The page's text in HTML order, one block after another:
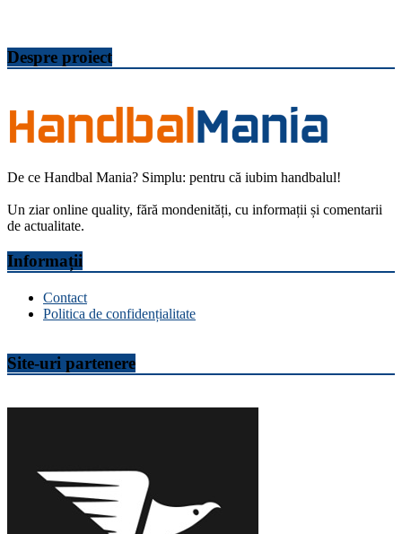
Despre proiect
De ce Handbal Mania? Simplu: pentru că iubim handbalul!
Un ziar online quality, fără mondenități, cu informații și comentarii
de actualitate.
Informații
Contact
Politica de confidențialitate
Site-uri partenere